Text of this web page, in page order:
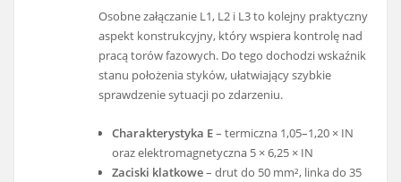
Osobne załączanie L1, L2 i L3 to kolejny praktyczny
aspekt konstrukcyjny, który wspiera kontrolę nad
pracą torów fazowych. Do tego dochodzi wskaźnik
stanu położenia styków, ułatwiający szybkie
sprawdzenie sytuacji po zdarzeniu.
Charakterystyka E– termiczna 1,05–1,20 × IN
oraz elektromagnetyczna 5 × 6,25 × IN
Zaciski klatkowe– drut do 50 mm², linka do 35